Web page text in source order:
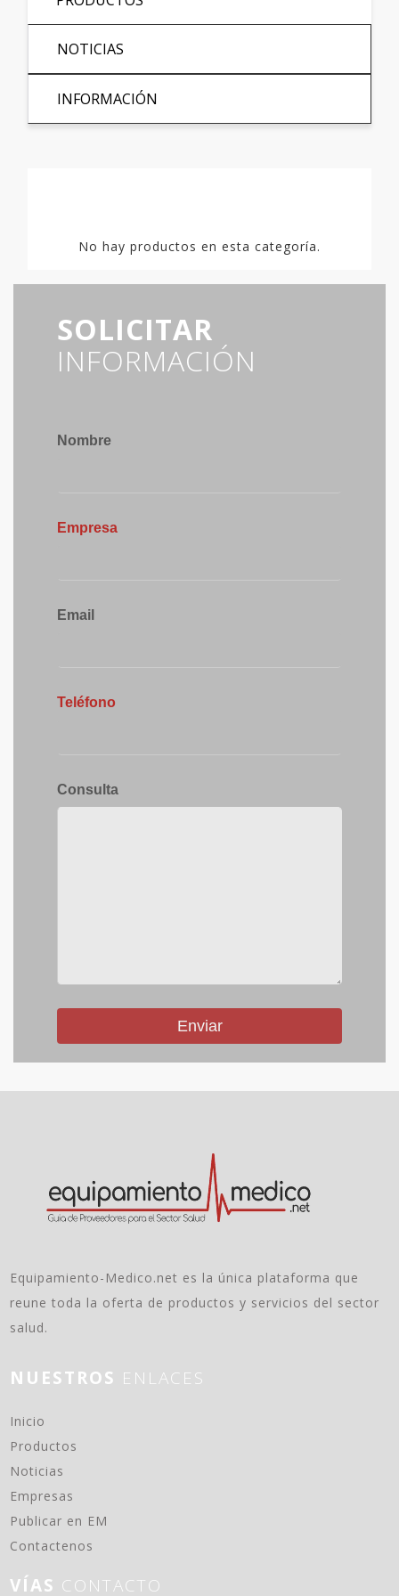
NOTICIAS
INFORMACIÓN
No hay productos en esta categoría.
SOLICITAR
INFORMACIÓN
Nombre
Empresa
Email
Teléfono
Consulta
Enviar
Equipamiento-Medico.net es la única plataforma que
reune toda la oferta de productos y servicios del sector
salud.
NUESTROS ENLACES
Inicio
Productos
Noticias
Empresas
Publicar en EM
Contactenos
VÍAS CONTACTO